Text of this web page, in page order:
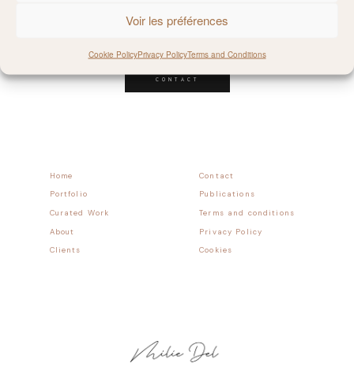
Voir les préférences
Cookie PolicyPrivacy PolicyTerms and Conditions
Contact
Home
Publications
Portfolio
Terms and conditions
Curated Work
CONTACT
Privacy Policy
About
Cookies
Clients